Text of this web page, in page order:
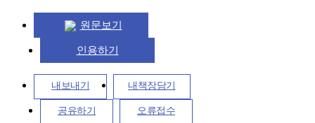
원문보기
인용하기
내보내기 내책장담기
공유하기 오류접수